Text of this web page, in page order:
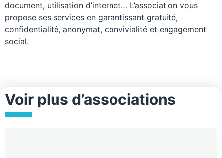
document, utilisation d’internet… L’association vous
propose ses services en garantissant gratuité,
confidentialité, anonymat, convivialité et engagement
social.
Voir plus d’associations